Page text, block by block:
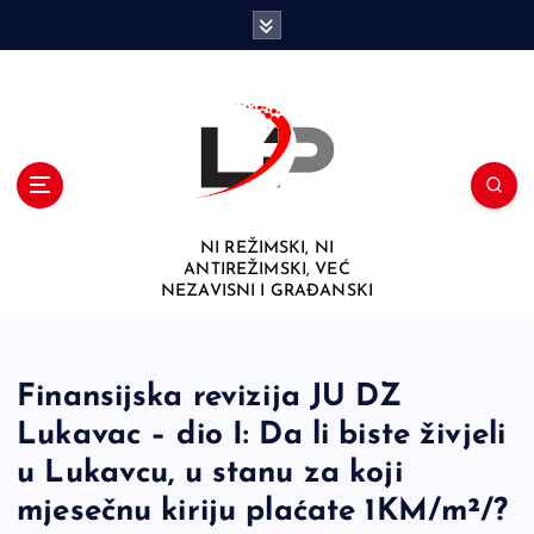
NI REŽIMSKI, NI
ANTIREŽIMSKI, VEĆ
NEZAVISNI I GRAĐANSKI
Finansijska revizija JU DZ
Lukavac – dio I: Da li biste živjeli
u Lukavcu, u stanu za koji
mjesečnu kiriju plaćate 1KM/m²/?